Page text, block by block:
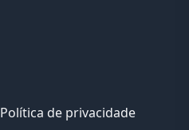
Política de privacidade